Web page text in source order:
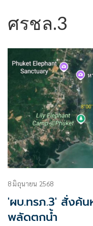
ศรชล.3
8 มิถุนายน 2568
'ผบ.ทรภ.3' สั่งค้น
พลัดตกน้ำ